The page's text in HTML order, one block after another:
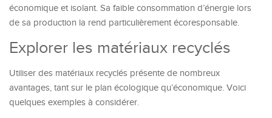
économique et isolant. Sa faible consommation d’énergie lors
de sa production la rend particulièrement écoresponsable.
Explorer les matériaux recyclés
Utiliser des matériaux recyclés présente de nombreux
avantages, tant sur le plan écologique qu’économique. Voici
quelques exemples à considérer.